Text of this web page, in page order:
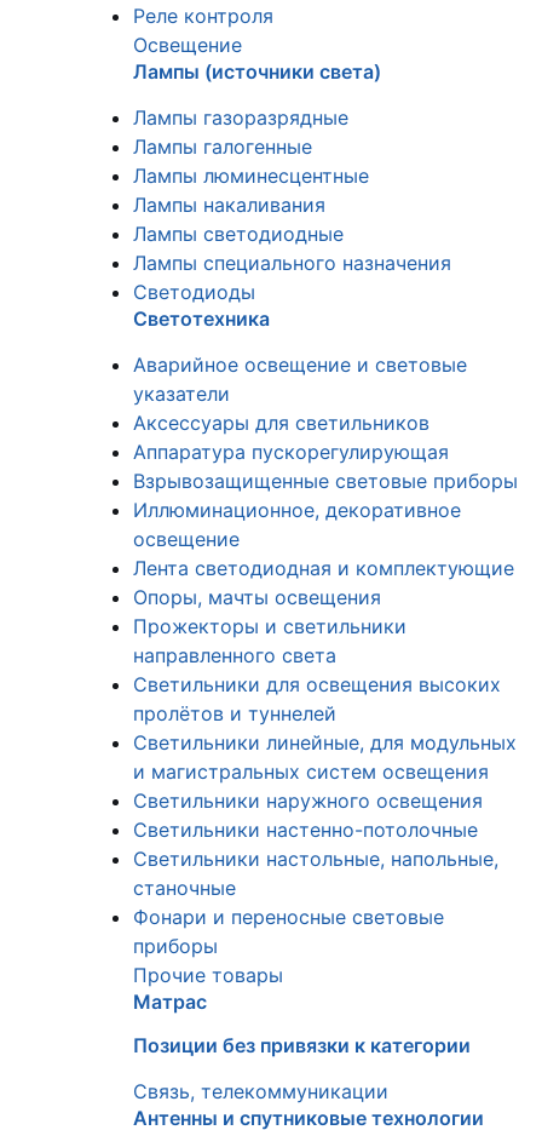
Реле контроля
Освещение
Лампы (источники света)
Лампы газоразрядные
Лампы галогенные
Лампы люминесцентные
Лампы накаливания
Лампы светодиодные
Лампы специального назначения
Светодиоды
Светотехника
Аварийное освещение и световые
указатели
Аксессуары для светильников
Аппаратура пускорегулирующая
Взрывозащищенные световые приборы
Иллюминационное, декоративное
освещение
Лента светодиодная и комплектующие
Опоры, мачты освещения
Прожекторы и светильники
направленного света
Светильники для освещения высоких
пролётов и туннелей
Светильники линейные, для модульных
и магистральных систем освещения
Светильники наружного освещения
Светильники настенно-потолочные
Светильники настольные, напольные,
станочные
Фонари и переносные световые
приборы
Прочие товары
Матрас
Позиции без привязки к категории
Связь, телекоммуникации
Антенны и спутниковые технологии